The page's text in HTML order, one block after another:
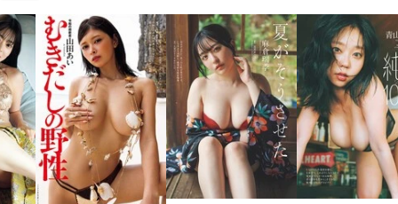
溝端 葵『もう
つの、あおい
で。』
2026年08月09日